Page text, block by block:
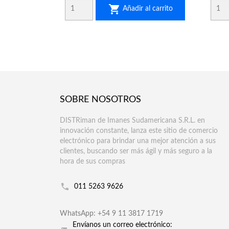
 Añadir al carrito
SOBRE NOSOTROS
DISTRiman de Imanes Sudamericana S.R.L. en
innovación constante, lanza este sitio de comercio
electrónico para brindar una mejor atención a sus
clientes, buscando ser más ágil y más seguro a la
hora de sus compras
011 5263 9626
WhatsApp: +54 9 11 3817 1719
Envíanos un correo electrónico: